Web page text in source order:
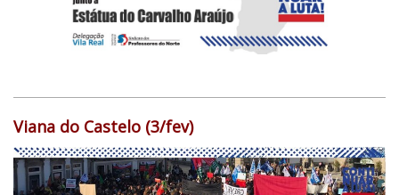
Viana do Castelo (3/fev)